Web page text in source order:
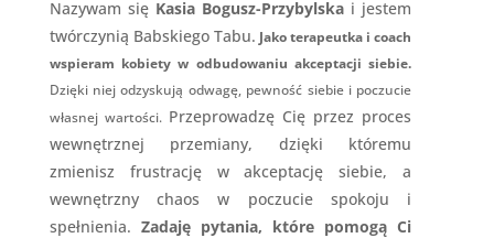
Nazywam się Kasia Bogusz-Przybylska i jestem
twórczynią Babskiego Tabu. Jako terapeutka i coach
wspieram kobiety w odbudowaniu akceptacji siebie.
Dzięki niej odzyskują odwagę, pewność siebie i poczucie
własnej wartości. Przeprowadzę Cię przez proces
wewnętrznej przemiany, dzięki któremu
zmienisz frustrację w akceptację siebie, a
wewnętrzny chaos w poczucie spokoju i
spełnienia. Zadaję pytania, które pomogą Ci